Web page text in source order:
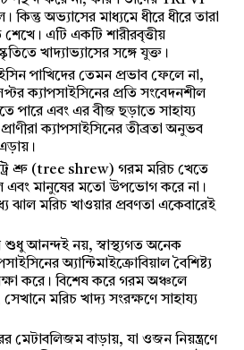
কিন্তু অভ্যাসের মাধ্যমে ধীরে ধীরে তারা
এটি একটি শারীরবৃত্তীয়
খাদ্যাভ্যাসের সঙ্গে যুক্ত।
পাখিদের তেমন প্রভাব ফেলে না,
ক্যাপসাইসিনের প্রতি সংবেদনশীল
পারে এবং এর বীজ ছড়াতে সাহায্য
ক্যাপসাইসিনের তীব্রতা অনুভব
ট্রি শ্রু (tree shrew) গরম মরিচ খেতে
এবং মানুষের মতো উপভোগ করে না।
ঝাল মরিচ খাওয়ার প্রবণতা একেবারেই
শুধু আনন্দই নয়, স্বাস্থ্যগত অনেক
অ্যান্টিমাইক্রোবিয়াল বৈশিষ্ট্য
করে। বিশেষ করে গরম অঞ্চলে
মরিচ খাদ্য সংরক্ষণে সাহায্য
মেটাবলিজম বাড়ায়, যা ওজন নিয়ন্ত্রণে